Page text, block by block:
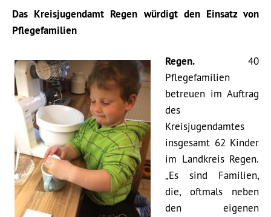
Das Kreisjugendamt Regen würdigt den Einsatz von
Pflegefamilien
Regen. 40
Pflegefamilien
betreuen im Auftrag
des
Kreisjugendamtes
insgesamt 62 Kinder
im Landkreis Regen.
„Es sind Familien,
die, oftmals neben
den eigenen